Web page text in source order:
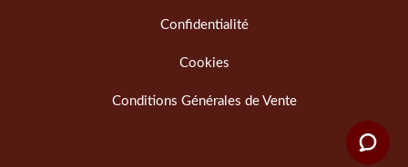
Confidentialité
Cookies
Conditions Générales de Vente